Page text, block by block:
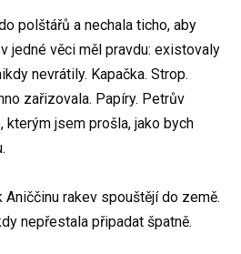
polštářů a nechala ticho, aby
jedné věci měl pravdu: existovaly
nevrátily. Kapačka. Strop.
zařizovala. Papíry. Petrův
kterým jsem prošla, jako bych
Aniččinu rakev spouštějí do země.
nepřestala připadat špatně.